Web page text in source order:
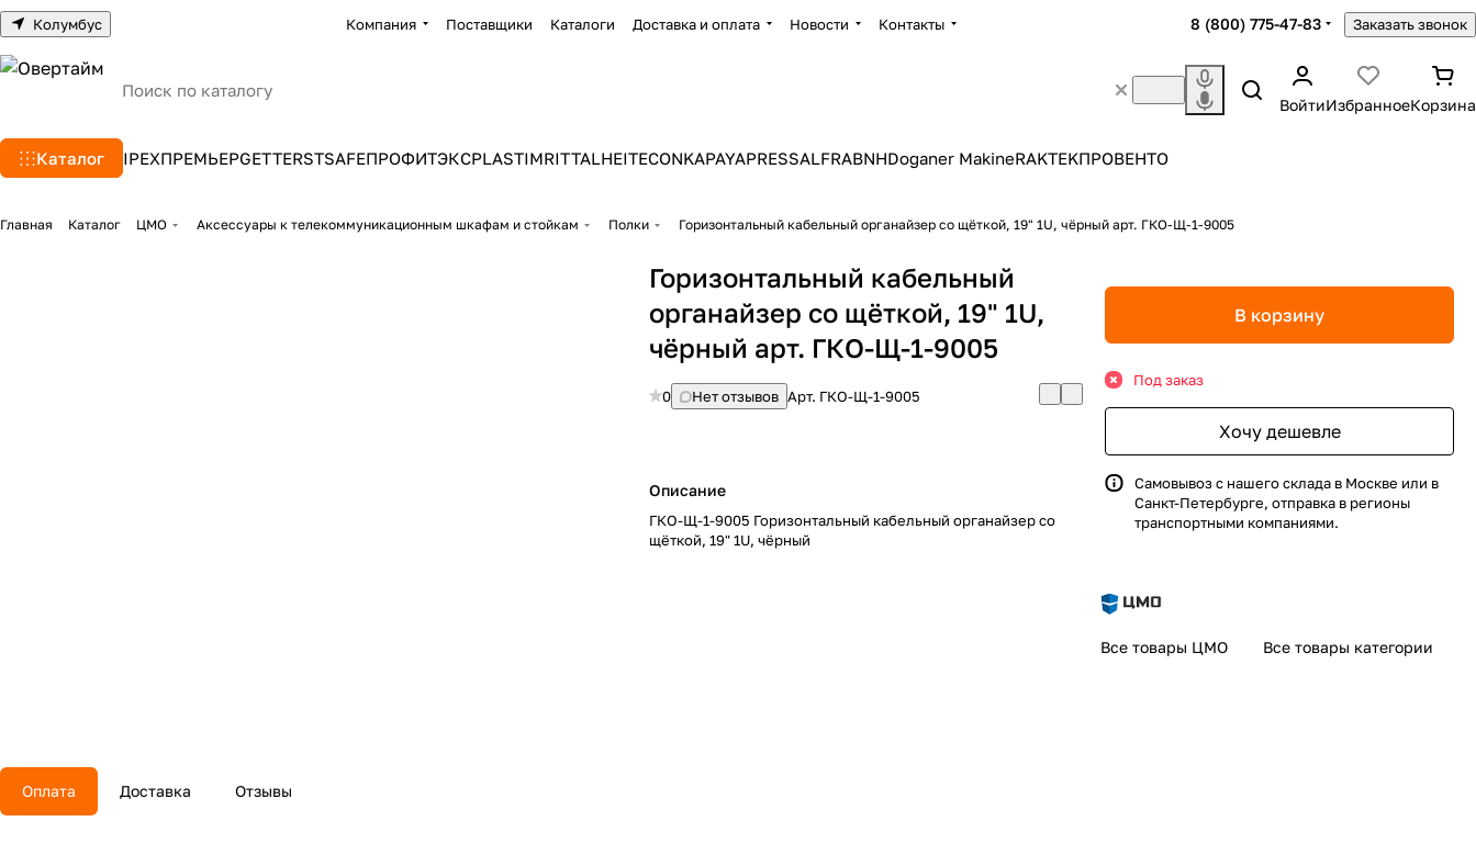
Колумбус Компания Поставщики Каталоги Доставка и оплата Новости Контакты 8 (800) 775-47-83 Заказать звонок
ВойтиИзбранноеКорзина
Каталог IPEXПРЕМЬЕРGETTERSTSAFEПРОФИТЭКСPLASTIMRITTALHEITECONKAPAYAPRESSALFRABNHDoganer MakineRAKTEKПРОВЕНТО
Главная Каталог ЦМО Аксессуары к телекоммуникационным шкафам и стойкам Полки Горизонтальный кабельный органайзер со щёткой, 19" 1U, чёрный арт. ГКО-Щ-1-9005
Горизонтальный кабельный
органайзер со щёткой, 19" 1U,
чёрный арт. ГКО-Щ-1-9005
0 Нет отзывов Арт. ГКО-Щ-1-9005
Описание
ГКО-Щ-1-9005 Горизонтальный кабельный органайзер со
щёткой, 19" 1U, чёрный
В корзину
Под заказ
Хочу дешевле
Самовывоз с нашего склада в Москве или в
Санкт-Петербурге, отправка в регионы
транспортными компаниями.
Все товары ЦМО Все товары категории
Оплата Доставка Отзывы